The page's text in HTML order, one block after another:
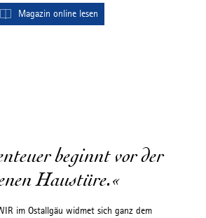
Magazin online lesen
beginnt vor der
Haustüre.«
im Ostallgäu widmet sich ganz dem